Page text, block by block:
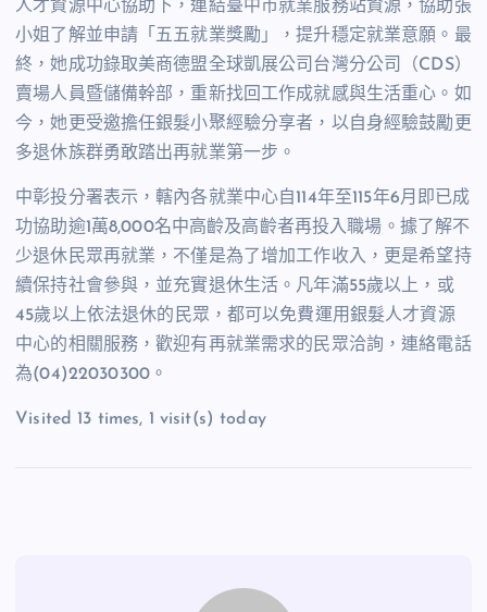
人才資源中心協助下，連結臺中市就業服務站資源，協助張
小姐了解並申請「五五就業獎勵」，提升穩定就業意願。最
終，她成功錄取美商德盟全球凱展公司台灣分公司（CDS）
賣場人員暨儲備幹部，重新找回工作成就感與生活重心。如
今，她更受邀擔任銀髮小聚經驗分享者，以自身經驗鼓勵更
多退休族群勇敢踏出再就業第一步。
中彰投分署表示，轄內各就業中心自 114年至115年6月即已成
功協助逾1 萬8,000名中高齡及高齡者再投入職場。據了解不
少退休民眾再就業，不僅是為了增加工作收入，更是希望持
續保持社會參與，並充實退休生活。凡年滿55歲以上，或
45歲以上依法退休的民眾，都可以免費運用銀髮人才資源
中心的相關服務，歡迎有再就業需求的民眾洽詢，連絡電話
為(04)22030300。
Visited 13 times, 1 visit(s) today